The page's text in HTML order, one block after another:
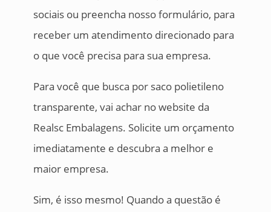
sociais ou preencha nosso formulário, para
receber um atendimento direcionado para
o que você precisa para sua empresa.
Para você que busca por saco polietileno
transparente, vai achar no website da
Realsc Embalagens. Solicite um orçamento
imediatamente e descubra a melhor e
maior empresa.
Sim, é isso mesmo! Quando a questão é